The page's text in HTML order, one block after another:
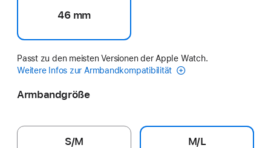
46 mm
Passt zu den meisten Versionen der Apple Watch.
Weitere Infos zur Armbandkompatibilität
Armbandgröße
S/M M/L